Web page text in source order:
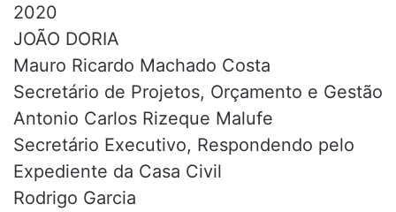
2020
JOÃO DORIA
Mauro Ricardo Machado Costa
Secretário de Projetos, Orçamento e Gestão
Antonio Carlos Rizeque Malufe
Secretário Executivo, Respondendo pelo
Expediente da Casa Civil
Rodrigo Garcia